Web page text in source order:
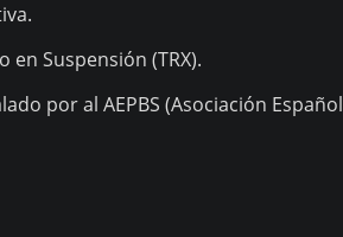
Suspensión (TRX).
por al AEPBS (Asociación